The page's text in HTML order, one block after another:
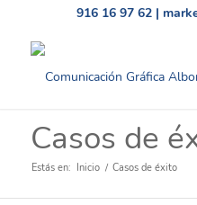
916 16 97 62 |
Casos de
Estás en: Inicio / Casos de éxito